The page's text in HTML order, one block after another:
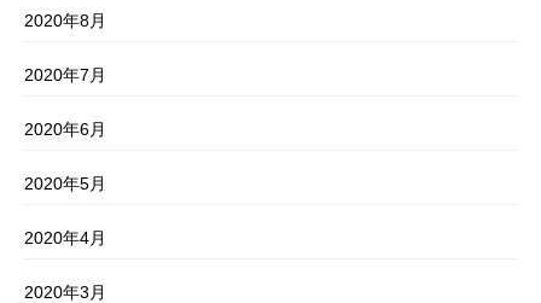
2020年8月
2020年7月
2020年6月
2020年5月
2020年4月
2020年3月